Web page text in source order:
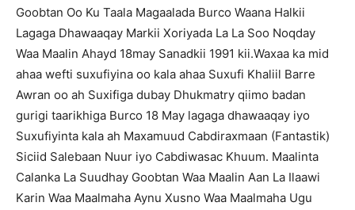
Goobtan Oo Ku Taala Magaalada Burco Waana Halkii
Lagaga Dhawaaqay Markii Xoriyada La La Soo Noqday
Waa Maalin Ahayd 18may Sanadkii 1991 kii.Waxaa ka mid
ahaa wefti suxufiyina oo kala ahaa Suxufi Khaliil Barre
Awran oo ah Suxifiga dubay Dhukmatry qiimo badan
gurigi taarikhiga Burco 18 May lagaga dhawaaqay iyo
Suxufiyinta kala ah Maxamuud Cabdiraxmaan (Fantastik)
Siciid Salebaan Nuur iyo Cabdiwasac Khuum. Maalinta
Calanka La Suudhay Goobtan Waa Maalin Aan La Ilaawi
Karin Waa Maalmaha Aynu Xusno Waa Maalmaha Ugu